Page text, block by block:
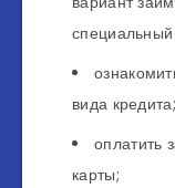
вида кредита;
оплатить
карты;